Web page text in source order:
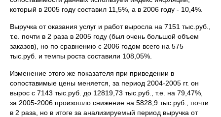
который в 2005 году составил 11,5%, а в 2006 году - 10,4%.
Выручка от оказания услуг и работ выросла на 7151 тыс.руб.,
т.е. почти в 2 раза в 2005 году (был очень большой объем
заказов), но по сравнению с 2006 годом всего на 575
тыс.руб. и темпы роста составили 108,05%.
Изменение этого же показателя при приведении в
сопоставимые цены меняется, за период 2004-2005 гг. он
вырос с 7143 тыс.руб. до 12819,73 тыс.руб., т.е. на 79,47%,
за 2005-2006 произошло снижение на 5828,9 тыс.руб., почти
в 2 раза, но в итоге за анализируемый период выручка от